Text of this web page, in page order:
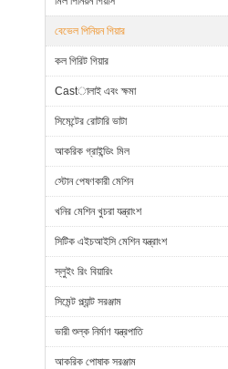
বেভেল পিনিয়ন গিয়ার
কল গিরিট গিয়ার
Castালাই এবং ক্ষমা
সিমেন্টের রোটারি ভাটা
আকরিক গ্রাইন্ডিং মিল
স্টোন পেষণকারী মেশিন
খনির মেশিন খুচরা যন্ত্রাংশ
সিটিক এইচআইসি মেশিন যন্ত্রাংশ
স্লুইং রিং বিয়ারিং
সিমেন্ট প্ল্যান্ট সরঞ্জাম
ভারী শুল্ক নির্মাণ যন্ত্রপাতি
আকরিক পোষাক সরঞ্জাম